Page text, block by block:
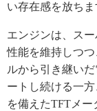
い存在感を放ちま
エンジンは、ス
性能を維持しつ
ルから引き継い
ートし続ける一
を備えたTFTメ